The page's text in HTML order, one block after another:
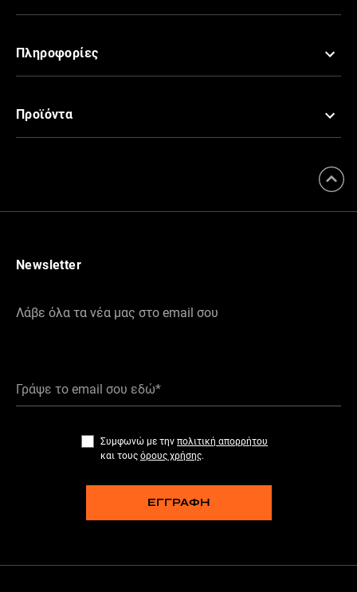
Πληροφορίες
Προϊόντα
Newsletter
Λάβε όλα τα νέα μας στο email σου
Γράψε το email σου εδώ*
Συμφωνώ με την πολιτική απορρήτου
και τους όρους χρήσης.
ΕΓΓΡΑΦΗ